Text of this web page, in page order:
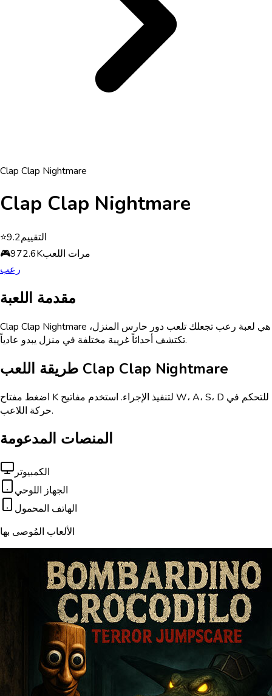
Clap Clap Nightmare
Clap Clap Nightmare
⭐9.2التقييم
🎮972.6Kمرات اللعب
رعب
مقدمة اللعبة
Clap Clap Nightmare هي لعبة رعب تجعلك تلعب دور حارس المنزل،
تكتشف أحداثاً غريبة مختلفة في منزل يبدو عادياً.
طريقة اللعب Clap Clap Nightmare
اضغط مفتاح K لتنفيذ الإجراء. استخدم مفاتيح W، A، S، D للتحكم في
حركة اللاعب.
المنصات المدعومة
الكمبيوتر
الجهاز اللوحي
الهاتف المحمول
الألعاب المُوصى بها